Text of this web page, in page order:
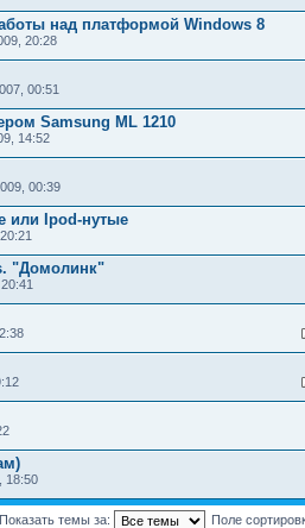
над платформой Windows 8
20:28
00:51
Samsung ML 1210
14:52
00:39
или Ipod-нутые
"Домолинк"
18:50
Показать темы за: Поле